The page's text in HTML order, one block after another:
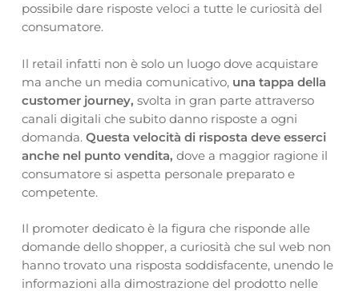
possibile dare risposte veloci a tutte le curiosità del
consumatore.
Il retail infatti non è solo un luogo dove acquistare
ma anche un media comunicativo, una tappa della
customer journey, svolta in gran parte attraverso
canali digitali che subito danno risposte a ogni
domanda. Questa velocità di risposta deve esserci
anche nel punto vendita, dove a maggior ragione il
consumatore si aspetta personale preparato e
competente.
Il promoter dedicato è la figura che risponde alle
domande dello shopper, a curiosità che sul web non
hanno trovato una risposta soddisfacente, unendo le
informazioni alla dimostrazione del prodotto nelle